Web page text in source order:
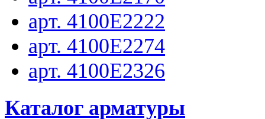
арт. 4100E2222
арт. 4100E2274
арт. 4100E2326
Каталог арматуры